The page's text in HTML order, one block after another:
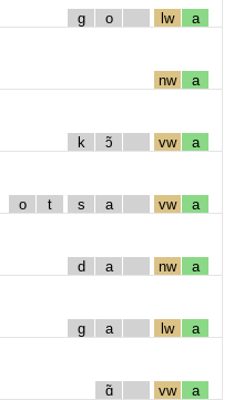
g o lw a
nw a
k ɔ̃ vw a
o t s a vw a
d a nw a
g a lw a
ɑ̃ vw a